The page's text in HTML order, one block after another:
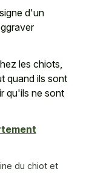
d'un
les chiots,
quand ils sont
qu'ils ne sont
du chiot et